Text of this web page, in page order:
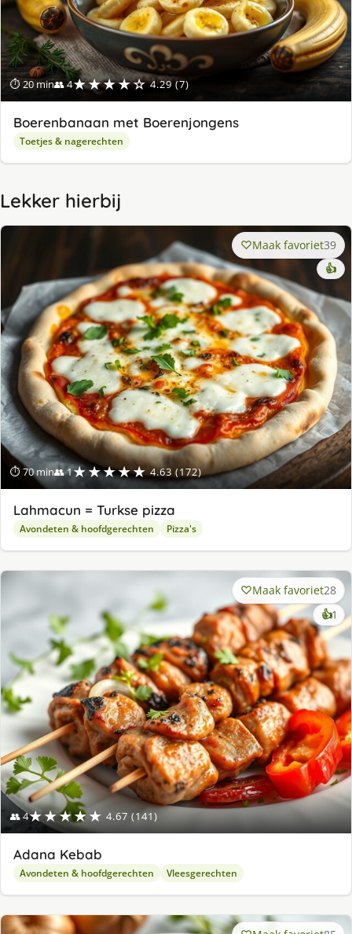
⏱ 20 min👥 4★★★★☆ 4.29 (7)
Boerenbanaan met Boerenjongens
Toetjes & nagerechten
Lekker hierbij
⏱ 70 min👥 1★★★★★ 4.63 (172)
Maak favoriet39
👍
Lahmacun = Turkse pizza
Avondeten & hoofdgerechten Pizza's
👥 4★★★★★ 4.67 (141)
Maak favoriet28
👍1
Adana Kebab
Avondeten & hoofdgerechten Vleesgerechten